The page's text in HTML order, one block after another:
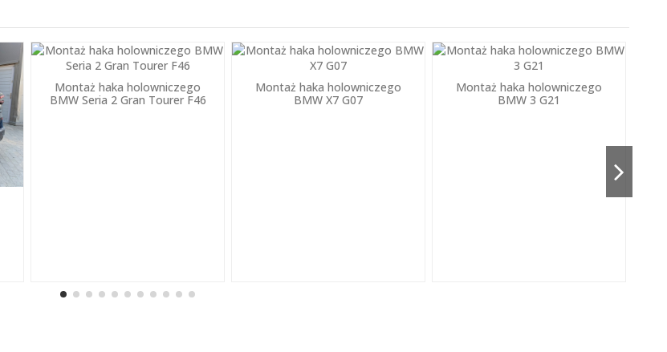
Montaż haka holowniczego
BMW Seria 2 Gran Tourer F46
Montaż haka holowniczego
BMW X7 G07
Montaż haka holowniczego
BMW 3 G21